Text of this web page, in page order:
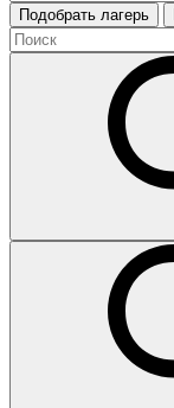
Подобрать лагерь